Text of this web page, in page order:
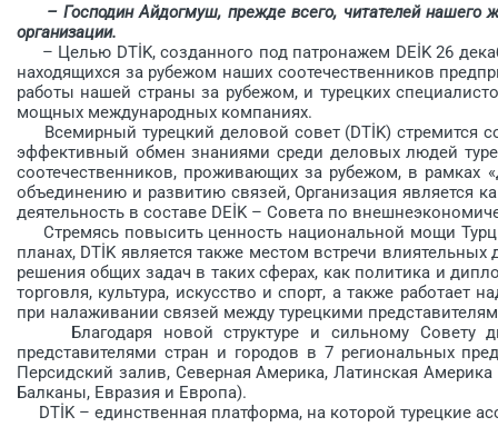
– Господин Айдогмуш, прежде всего, читателей нашего
организации.
– Целью DTİK, созданного под патронажем DEİK 26
находящихся за рубежом наших соотечественников
работы нашей страны за рубежом, и турецких
мощных международных компаниях.
Всемирный турецкий деловой совет (DTİK) стремится
эффективный обмен знаниями среди деловых людей
соотечественников, проживающих за рубежом, в рамках
объединению и развитию связей, Организация
деятельность в составе DEİK – Совета по
Стремясь повысить ценность национальной мощи
планах, DTİK является также местом встречи
решения общих задач в таких сферах, как политика и
торговля, культура, искусство и спорт, а также
при налаживании связей между турецкими
Благодаря новой структуре и сильному Совету
представителями стран и городов в 7 региональных
Персидский залив, Северная Америка, Латинская
Балканы, Евразия и Европа).
DTİK – единственная платформа, на которой турецкие